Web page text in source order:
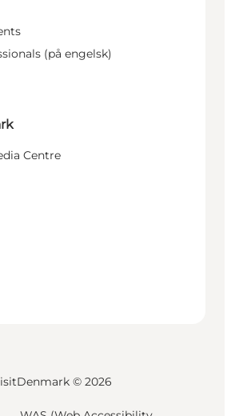
(på engelsk)
Centre
© 2026